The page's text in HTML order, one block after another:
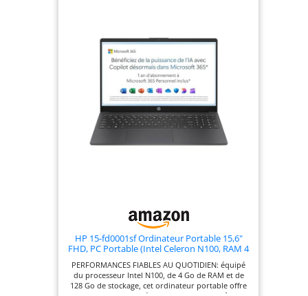
HP 15-fd0001sf Ordinateur Portable 15,6"
FHD, PC Portable (Intel Celeron N100, RAM 4
Go, UFS 128 Go, Intel UHD Graphics,
Windows 11), Laptop Gris, AZERTY, Microsoft
365 Personnel 12 Mois Inclus
PERFORMANCES FIABLES AU QUOTIDIEN: équipé
du processeur Intel N100, de 4 Go de RAM et de
128 Go de stockage, cet ordinateur portable offre